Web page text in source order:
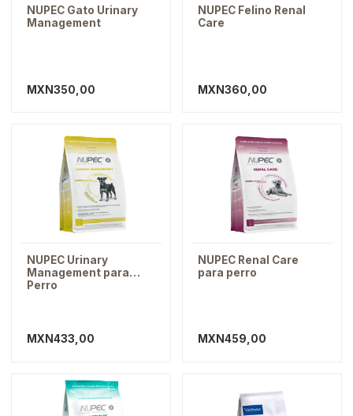
NUPEC Gato Urinary
Management
MXN350,00
NUPEC Felino Renal
Care
MXN360,00
NUPEC Urinary
Management para
Perro
MXN433,00
NUPEC Renal Care
para perro
MXN459,00